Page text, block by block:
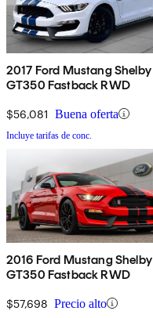
2017 Ford Mustang Shelby
GT350 Fastback RWD
$56,081 Buena oferta
Incluye tarifas de conc.
2016 Ford Mustang Shelby
GT350 Fastback RWD
$57,698 Precio alto